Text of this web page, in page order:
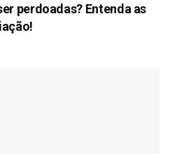
perdoadas? Entenda as